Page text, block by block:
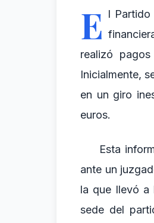
E l Partido
realizó
Inicialmente,
en un giro
euros.
Esta
ante un
la que llevó a
sede del